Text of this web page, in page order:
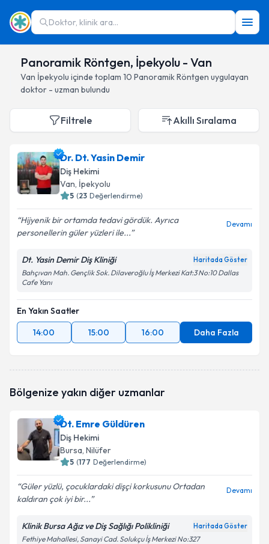
Doktor, klinik ara...
Panoramik Röntgen, İpekyolu - Van
Van İpekyolu içinde toplam 10 Panoramik Röntgen uygulayan
doktor - uzman bulundu
Filtrele Akıllı Sıralama
Dr. Dt. Yasin Demir
Diş Hekimi
Van, İpekyolu
5 (23 Değerlendirme)
Hijyenik bir ortamda tedavi gördük. Ayrıca
personellerin güler yüzleri ile...
Devamı
Dt. Yasin Demir Diş Kliniği Haritada Göster
Bahçıvan Mah. Gençlik Sok. Dilaveroğlu İş Merkezi Kat:3 No:10 Dallas
Cafe Yanı
En Yakın Saatler
14:00
15:00 16:00 Daha Fazla
Bölgenize yakın diğer uzmanlar
Dt. Emre Güldüren
Diş Hekimi
Bursa, Nilüfer
5 (177 Değerlendirme)
Güler yüzlü, çocuklardaki dişçi korkusunu Ortadan
kaldıran çok iyi bir...
Devamı
Klinik Bursa Ağız ve Diş Sağlığı Polikliniği Haritada Göster
Fethiye Mahallesi, Sanayi Cad. Solukçu İş Merkezi No:327